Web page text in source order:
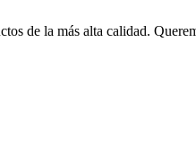
de la más alta calidad.